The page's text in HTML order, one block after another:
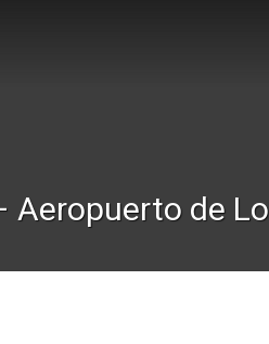
Aeropuerto de